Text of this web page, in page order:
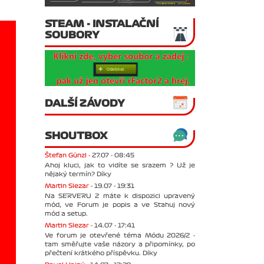
STEAM - INSTALAČNÍ
SOUBORY
DALŠÍ ZÁVODY
SHOUTBOX
Štefan Günzl - 27.07 - 08:45
Ahoj kluci, jak to vidíte se srazem ? Už je
nějaký termín? Díky
Martin Slezar - 19.07 - 19:31
Na SERVERU 2 máte k dispozici upravený
mód, ve Forum je popis a ve Stahuj nový
mód a setup.
Martin Slezar - 14.07 - 17:41
Ve forum je otevřené téma Módu 2026/2 -
tam směřujte vaše názory a připomínky, po
přečtení krátkého příspěvku. Díky